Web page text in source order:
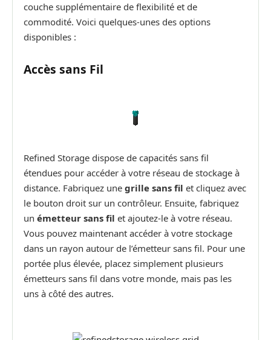
couche supplémentaire de flexibilité et de
commodité. Voici quelques-unes des options
disponibles :
Accès sans Fil
Refined Storage dispose de capacités sans fil
étendues pour accéder à votre réseau de stockage à
distance. Fabriquez une grille sans fil et cliquez avec
le bouton droit sur un contrôleur. Ensuite, fabriquez
un émetteur sans fil et ajoutez-le à votre réseau.
Vous pouvez maintenant accéder à votre stockage
dans un rayon autour de l’émetteur sans fil. Pour une
portée plus élevée, placez simplement plusieurs
émetteurs sans fil dans votre monde, mais pas les
uns à côté des autres.